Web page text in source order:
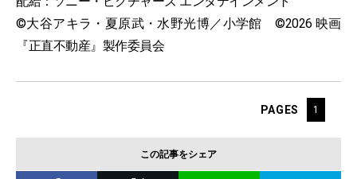
©大谷アキラ・夏原武・水野光博／小学館 ©2026 映画
『正直不動産』製作委員会
PAGES 1
この記事をシェア